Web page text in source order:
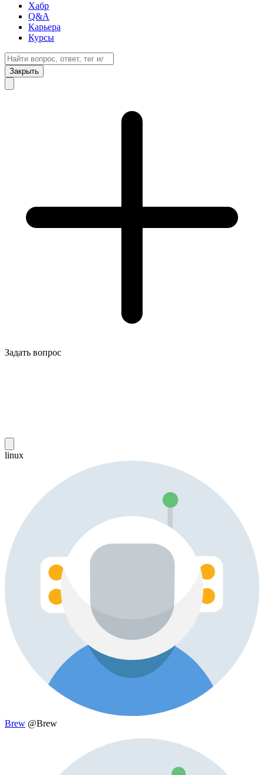
Хабр
Q&A
Карьера
Курсы
Закрыть
Задать вопрос
linux
Brew @Brew